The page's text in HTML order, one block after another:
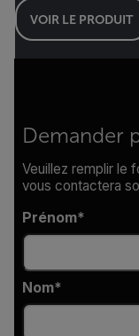
VOIR LE PRODUIT
Demander
Veuillez remplir le
vous contactera
Prénom
Nom